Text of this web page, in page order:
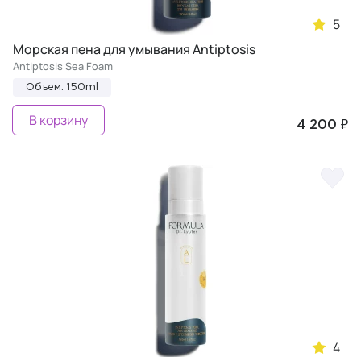
5
Морская пена для умывания Antiptosis
Antiptosis Sea Foam
Объем: 150ml
4 200 ₽
В корзину
4